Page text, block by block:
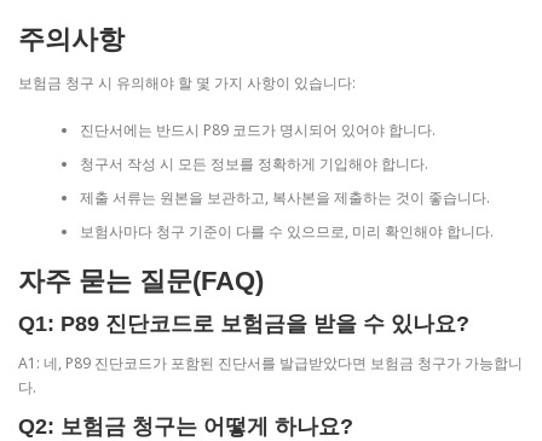
주의사항
보험금 청구 시 유의해야 할 몇 가지 사항이 있습니다:
진단서에는 반드시 P89 코드가 명시되어 있어야 합니다.
청구서 작성 시 모든 정보를 정확하게 기입해야 합니다.
제출 서류는 원본을 보관하고, 복사본을 제출하는 것이 좋습니다.
보험사마다 청구 기준이 다를 수 있으므로, 미리 확인해야 합니다.
자주 묻는 질문(FAQ)
Q1: P89 진단코드로 보험금을 받을 수 있나요?
A1: 네, P89 진단코드가 포함된 진단서를 발급받았다면 보험금 청구가 가능합니
다.
Q2: 보험금 청구는 어떻게 하나요?